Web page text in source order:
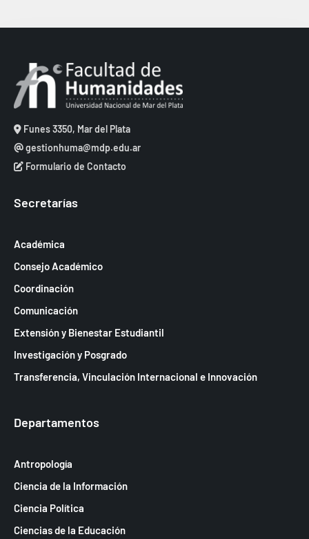
Funes 3350, Mar del Plata
gestionhuma@mdp.edu.ar
Formulario de Contacto
Secretarías
Académica
Consejo Académico
Coordinación
Comunicación
Extensión y Bienestar Estudiantil
Investigación y Posgrado
Transferencia, Vinculación Internacional e Innovación
Departamentos
Antropología
Ciencia de la Información
Ciencia Política
Ciencias de la Educación